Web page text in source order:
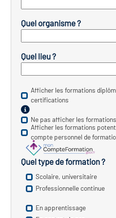
des transitions
de construction)
des secteurs(en
construction)
Quel organisme ?
Quel lieu ?
Afficher les formations
certifications
Ne pas afficher les
Afficher les formations
compte personnel de
Quel type de formation ?
Scolaire, universitaire
Professionnelle continue
En apprentissage